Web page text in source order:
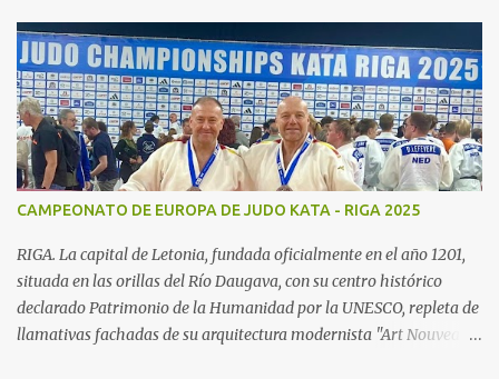
se han ido encargando de las diferentes actividades sociales han
visto en el judo un "valor", algo que continuamos realizando igual,
con el cariño que antiguas generaciones de judocas continuan
enviandonos, incluso trayendo a sus hijos, somos conscientes de la
importancia de nuestra escuela para todos vosotros, esta nuestra
familia. Actualmente la actividad de judo continua en tres grupos
diferenciados de iniciacion, cadete y competición, desde la edad de
nuestra idea es disfrutar de nuestro deporte, potenciando todas las
facetas que...
CAMPEONATO DE EUROPA DE JUDO KATA - RIGA 2025
RIGA. La capital de Letonia, fundada oficialmente en el año 1201,
situada en las orillas del Río Daugava, con su centro histórico
declarado Patrimonio de la Humanidad por la UNESCO, repleta de
llamativas fachadas de su arquitectura modernista "Art Nouveau",